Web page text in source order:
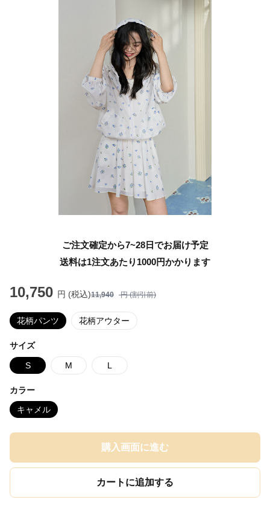
ご注文確定から7~28日でお届け予定
送料は1注文あたり 1000円かかります
10,750 円 (税込)11,940 円 (割引前)
花柄パンツ 花柄アウター
サイズ
S M L
カラー
キャメル
購入画面に進む
カートに追加する